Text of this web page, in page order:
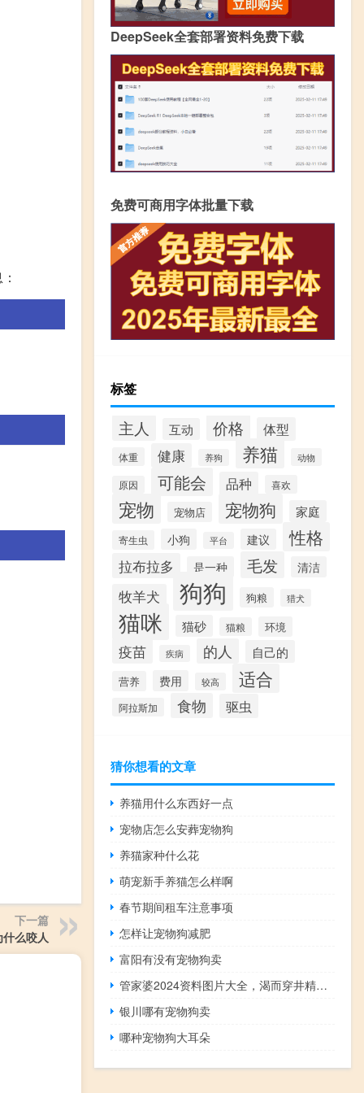
下一篇
么咬人
DeepSeek全套部署资料免费下载
免费可商用字体批量下载
标签
主人 互动 价格 体型
体重 健康 养狗 养猫 动物
原因 可能会 品种 喜欢
宠物 宠物店 宠物狗 家庭
寄生虫 小狗 平台 建议 性格
拉布拉多 是一种 毛发 清洁
牧羊犬 狗狗 狗粮 猎犬
猫咪 猫砂 猫粮 环境
疫苗 疾病 的人 自己的
营养 费用 较高 适合
阿拉斯加 食物 驱虫
猜你想看的文章
养猫用什么东西好一点
宠物店怎么安葬宠物狗
养猫家种什么花
萌宠新手养猫怎么样啊
春节期间租车注意事项
怎样让宠物狗减肥
富阳有没有宠物狗卖
管家婆2024资料图片大全，渴而穿井精选答案落实_迷你版755.1
银川哪有宠物狗卖
哪种宠物狗大耳朵